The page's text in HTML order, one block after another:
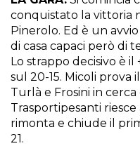
conquistato la vittoria
Pinerolo. Ed è un
di casa capaci però di
Lo strappo decisivo è
sul 20-15. Micoli prova
Turlà e Frosini in cerca
Trasportipesanti
rimonta e chiude il
21.